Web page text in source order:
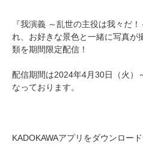
『我演義 ～乱世の主役は我々だ
れ、お好きな景色と一緒に写真が
類を期間限定配信！
配信期間は2024年4月30日（火）
なっております。
KADOKAWAアプリをダウンロード